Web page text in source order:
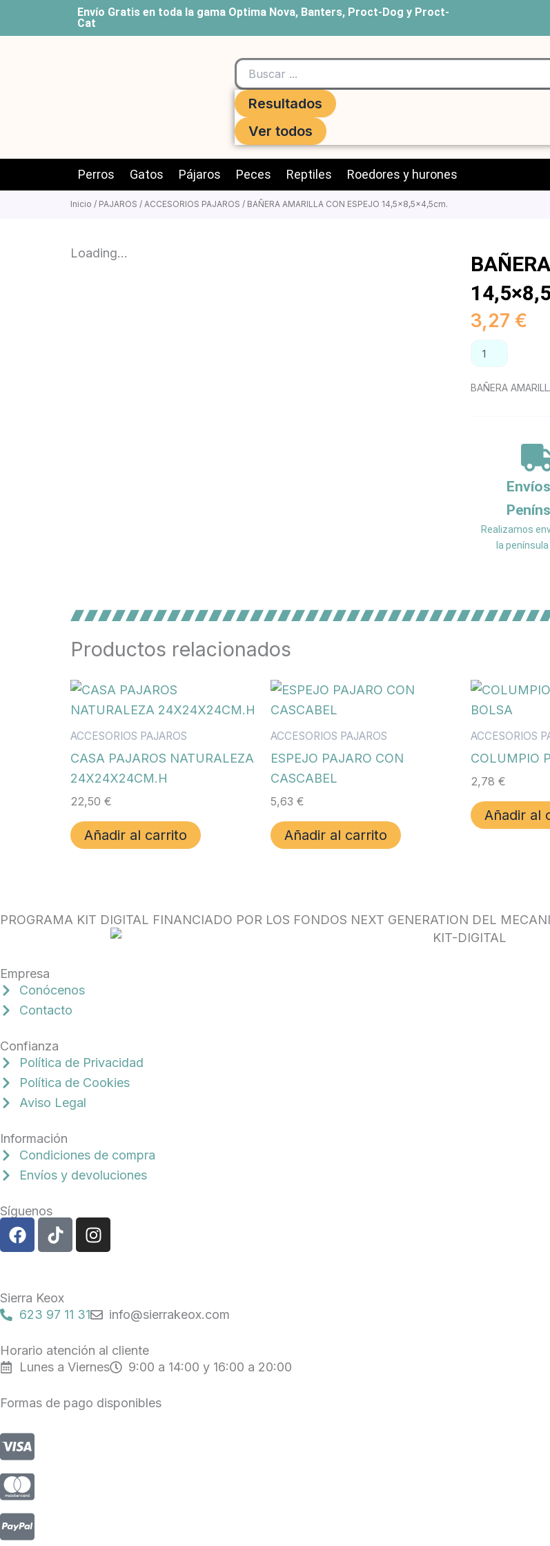
Envío Gratis en toda la gama Optima Nova, Banters, Proct-Dog y Proct-
Cat
Search
Resultados
Ver todos
Perros Gatos Pájaros Peces Reptiles Roedores y hurones
Inicio / PAJAROS / ACCESORIOS PAJAROS / BAÑERA AMARILLA CON ESPEJO 14,5×8,5×4,5cm.
Loading...
3,27 €
AMARILLA
ESPEJO
BAÑERA
Realizamos
la
Productos relacionados
ACCESORIOS PAJAROS
CASA PAJAROS NATURALEZA
24X24X24CM.H
22,50 €
Añadir al carrito
ACCESORIOS PAJAROS
ESPEJO PAJARO CON
CASCABEL
5,63 €
Añadir al carrito
ACCESORIOS
COLUMPIO
2,78 €
Añadir al
PROGRAMA KIT DIGITAL FINANCIADO POR LOS FONDOS NEXT GENERATION DEL
Empresa
Conócenos
Contacto
Confianza
Política de Privacidad
Política de Cookies
Aviso Legal
Información
Condiciones de compra
Envíos y devoluciones
Síguenos
F
a
b
o
k
T
i
o
k
I
n
g
a
m
Sierra Keox
623 97 11 31
info@sierrakeox.com
Horario atención al cliente
Lunes a Viernes
9:00 a 14:00 y 16:00 a 20:00
Formas de pago disponibles